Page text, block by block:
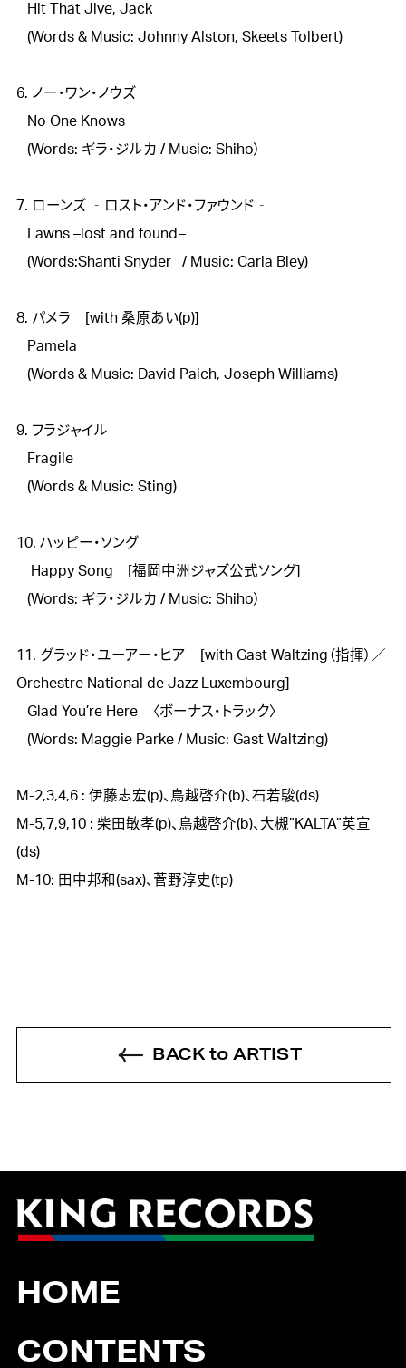
6. ノー・ワン・ノウズ
7. ローンズ ‐ロスト・アンド・ファウンド‐
8. パメラ　[with 桑原あい(p)]
9. フラジャイル
10. ハッピー・ソング
11. グラッド・ユーアー・ヒア　[with Gast Waltzing（指揮）／
Orchestre National de Jazz Luxembourg]
M-2,3,4,6 : 伊藤志宏(p)、鳥越啓介(b)、石若駿(ds)
M-5,7,9,10 : 柴田敏孝(p)、鳥越啓介(b)、大槻”KALTA”英宣
(ds)
M-10: 田中邦和(sax)、菅野淳史(tp)
BACK to ARTIST
HOME
CONTENTS